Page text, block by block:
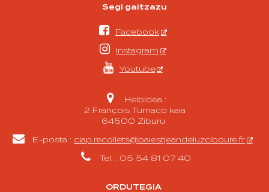
Segi gaitzazu
 Facebook
 Instagram
 Youtube

Helbidea :
2 François Turnaco kaia
64500 Ziburu
 E-posta : ciap.recollets@baiestjeandeluzciboure.fr
 Tel. : 05 54 81 07 40
ORDUTEGIA